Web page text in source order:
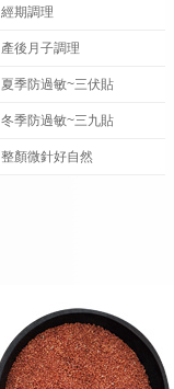
經期調理
產後月子調理
夏季防過敏~三伏貼
冬季防過敏~三九貼
整顏微針好自然